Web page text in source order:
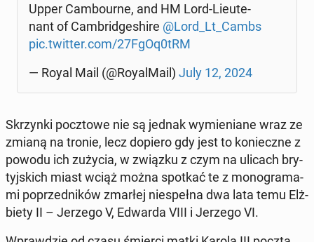
Upper Cam­bo­ur­ne, and HM Lord-Lieu­te­
nant of Cam­brid­ge­shi­re @Lord_Lt_Cambs
pic.twitter.com/27FgOq0tRM
— Royal Mail (@Roy­al­Ma­il) July 12, 2024
Skrzyn­ki pocz­to­we nie są jednak wy­mie­nia­ne wraz ze
zmianą na tronie, lecz dopiero gdy jest to ko­niecz­ne z
powodu ich zużycia, w związku z czym na ulicach bry­
tyj­skich miast wciąż można spotkać te z mo­no­gra­ma­
mi po­przed­ni­ków zmarłej nie­speł­na dwa lata temu Elż­
bie­ty II – Jerzego V, Edwarda VIII i Jerzego VI.